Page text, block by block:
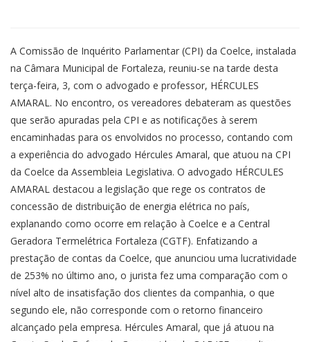
A Comissão de Inquérito Parlamentar (CPI) da Coelce, instalada
na Câmara Municipal de Fortaleza, reuniu-se na tarde desta
terça-feira, 3, com o advogado e professor, HÉRCULES
AMARAL. No encontro, os vereadores debateram as questões
que serão apuradas pela CPI e as notificações à serem
encaminhadas para os envolvidos no processo, contando com
a experiência do advogado Hércules Amaral, que atuou na CPI
da Coelce da Assembleia Legislativa. O advogado HÉRCULES
AMARAL destacou a legislação que rege os contratos de
concessão de distribuição de energia elétrica no país,
explanando como ocorre em relação à Coelce e a Central
Geradora Termelétrica Fortaleza (CGTF). Enfatizando a
prestação de contas da Coelce, que anunciou uma lucratividade
de 253% no último ano, o jurista fez uma comparação com o
nível alto de insatisfação dos clientes da companhia, o que
segundo ele, não corresponde com o retorno financeiro
alcançado pela empresa. Hércules Amaral, que já atuou na